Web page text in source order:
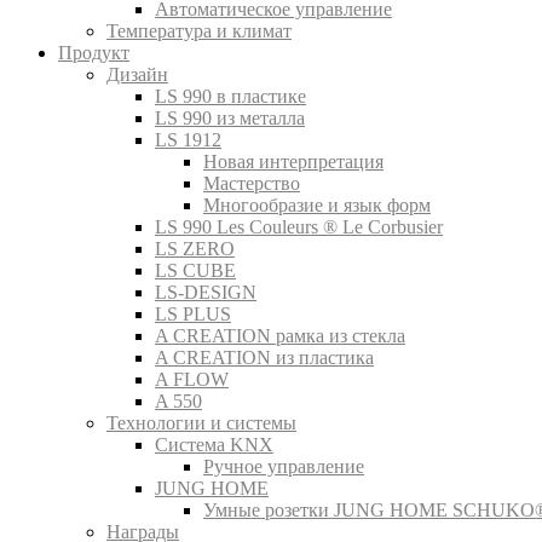
Автоматическое управление
Температура и климат
Продукт
Дизайн
LS 990 в пластике
LS 990 из металла
LS 1912
Новая интерпретация
Мастерство
Многообразие и язык форм
LS 990 Les Couleurs ® Le Corbusier
LS ZERO
LS CUBE
LS-DESIGN
LS PLUS
A CREATION рамка из стекла
A CREATION из пластика
A FLOW
A 550
Технологии и системы
Система KNX
Ручное управление
JUNG HOME
Умные розетки JUNG HOME
Награды